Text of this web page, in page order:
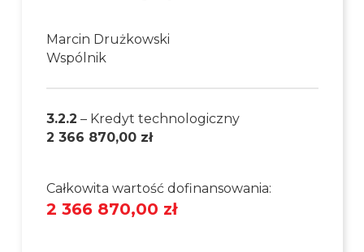
Marcin Drużkowski
Wspólnik
3.2.2 – Kredyt technologiczny
2 366 870,00 zł
Całkowita wartość dofinansowania:
2 366 870,00 zł